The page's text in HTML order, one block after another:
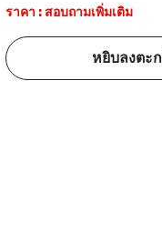
แพทย์
ระบบบาร์โค้ดในด้านการ
ราคา : สอบถามเพิ่มเติม
หยิบลงตะ